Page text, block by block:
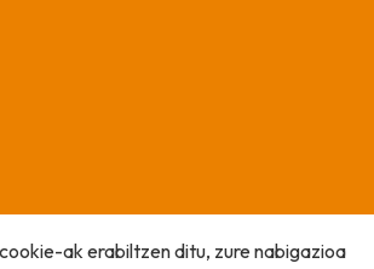
ak erabiltzen ditu, zure nabigazioa